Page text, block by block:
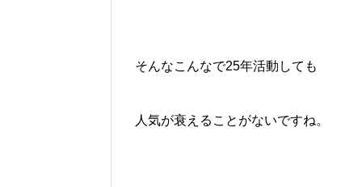
そんなこんなで25年活動しても
人気が衰えることがないですね。